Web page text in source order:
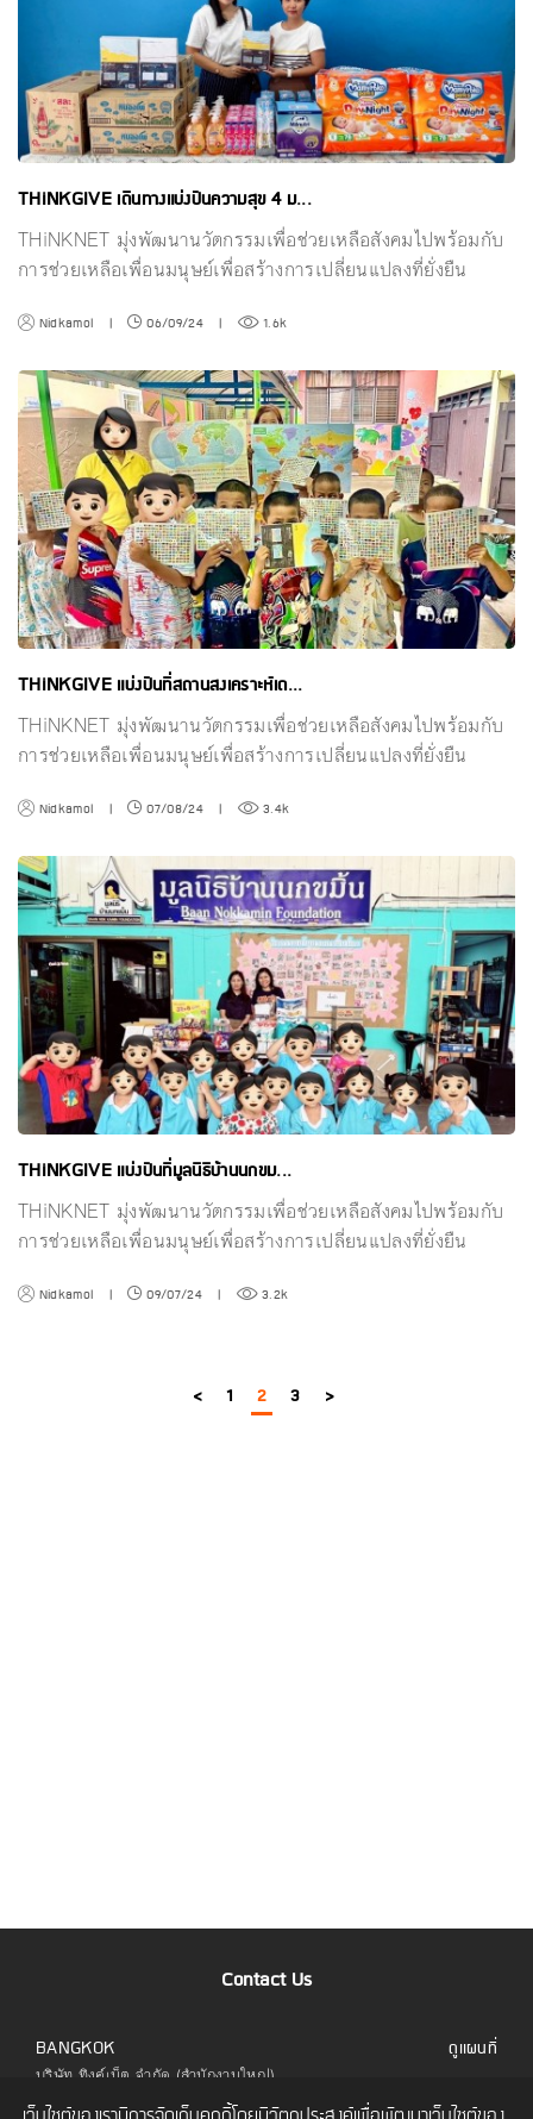
THiNKGIVE เดินทางแบ่งปันความสุข 4 ม...
THiNKNET มุ่งพัฒนานวัตกรรมเพื่อช่วยเหลือสังคมไปพร้อมกับ
การช่วยเหลือเพื่อนมนุษย์เพื่อสร้างการเปลี่ยนแปลงที่ยั่งยืน
Nidkamol | 06/09/24 | 1.6k
THiNKGIVE แบ่งปันที่สถานสงเคราะห์เด...
THiNKNET มุ่งพัฒนานวัตกรรมเพื่อช่วยเหลือสังคมไปพร้อมกับ
การช่วยเหลือเพื่อนมนุษย์เพื่อสร้างการเปลี่ยนแปลงที่ยั่งยืน
Nidkamol | 07/08/24 | 3.4k
THiNKGIVE แบ่งปันที่มูลนิธิบ้านนกขม...
THiNKNET มุ่งพัฒนานวัตกรรมเพื่อช่วยเหลือสังคมไปพร้อมกับ
การช่วยเหลือเพื่อนมนุษย์เพื่อสร้างการเปลี่ยนแปลงที่ยั่งยืน
Nidkamol | 09/07/24 | 3.2k
< 1 2 3 >
Contact Us
BANGKOK
บริษัท ทิงค์เน็ต จำกัด (สำนักงานใหญ่)
323 อาคารยูไนเต็ดเซ็นเตอร์ ชั้น 6 ห้อง 601 ถนน
ดูแผนที่